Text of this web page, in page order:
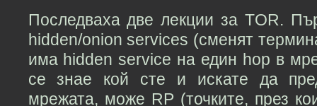
Последваха две лекции за TOR.
hidden/onion services (сменят
има hidden service на един hop в
се знае кой сте и искате да
мрежата, може RP (точките, през